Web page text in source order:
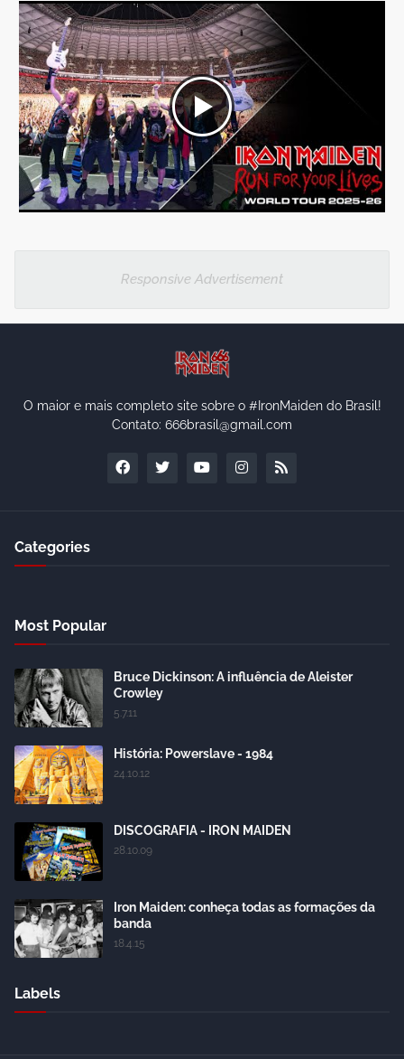
Responsive Advertisement
O maior e mais completo site sobre o #IronMaiden do Brasil!
Contato: 666brasil@gmail.com
Categories
Most Popular
Bruce Dickinson: A influência de Aleister
Crowley
5.7.11
História: Powerslave - 1984
24.10.12
DISCOGRAFIA - IRON MAIDEN
28.10.09
Iron Maiden: conheça todas as formações da
banda
18.4.15
Labels